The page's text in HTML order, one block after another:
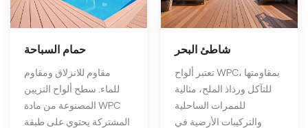
حمام السباحة
مقاوم للانزلاق ومقاوم
للماء. سطح ألواح التزيين
المصنوعة من مادة WPC
المشتركة يحتوي على طبقة
شاطئ البحر
تعتبر ألواح WPC، بمقاومتها
للتآكل ورذاذ الملح، مثالية
للممرات الساحلية
والتركيبات الأرضية في